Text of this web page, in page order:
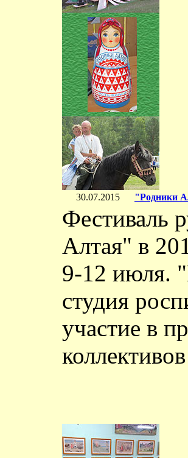
30.07.2015 "Родники
Фестиваль
Алтая" в
9-12 июля.
студия
участие в